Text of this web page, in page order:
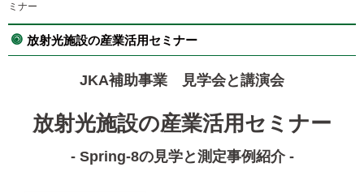
ミナー
放射光施設の産業活用セミナー
JKA補助事業 見学会と講演会
放射光施設の産業活用セミナー
- Spring-8の見学と測定事例紹介 -